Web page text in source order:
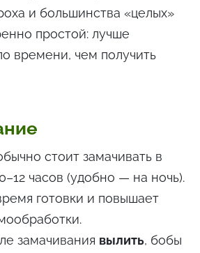
и большинства «целых»
простой: лучше
времени, чем получить
стоит замачивать в
часов (удобно — на ночь).
готовки и повышает
замачивания вылить, бобы